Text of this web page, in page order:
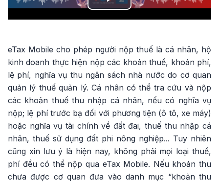
Play
eTax Mobile cho phép người nộp thuế là cá nhân, hộ
kinh doanh thực hiện nộp các khoản thuế, khoản phí,
lệ phí, nghĩa vụ thu ngân sách nhà nước do cơ quan
quản lý thuế quản lý. Cá nhân có thể tra cứu và nộp
các khoản thuế thu nhập cá nhân, nếu có nghĩa vụ
nộp; lệ phí trước bạ đối với phương tiện (ô tô, xe máy)
hoặc nghĩa vụ tài chính về đất đai, thuế thu nhập cá
nhân, thuế sử dụng đất phi nông nghiệp... Tuy nhiên
cũng xin lưu ý là hiện nay, không phải mọi loại thuế,
phí đều có thể nộp qua eTax Mobile. Nếu khoản thu
chưa được cơ quan đưa vào danh mục “khoản thu